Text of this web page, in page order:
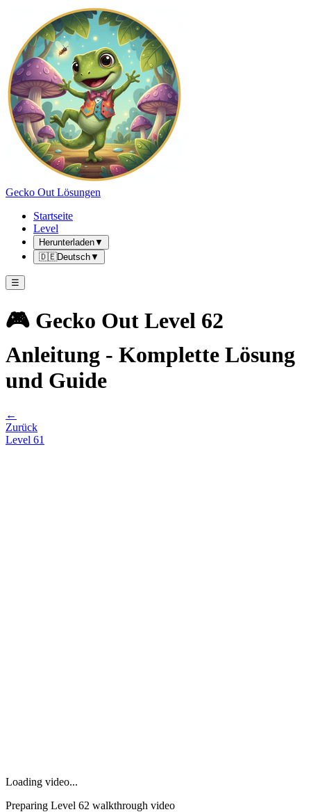
Gecko Out Lösungen
Startseite
Level
Herunterladen▼
🇩🇪Deutsch▼
☰
🎮 Gecko Out Level 62
Anleitung - Komplette Lösung
und Guide
←
Zurück
Level 61
Loading video...
Preparing Level 62 walkthrough video